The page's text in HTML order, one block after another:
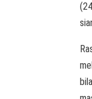
bila